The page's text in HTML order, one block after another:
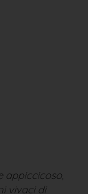
appiccicoso,
vivaci di